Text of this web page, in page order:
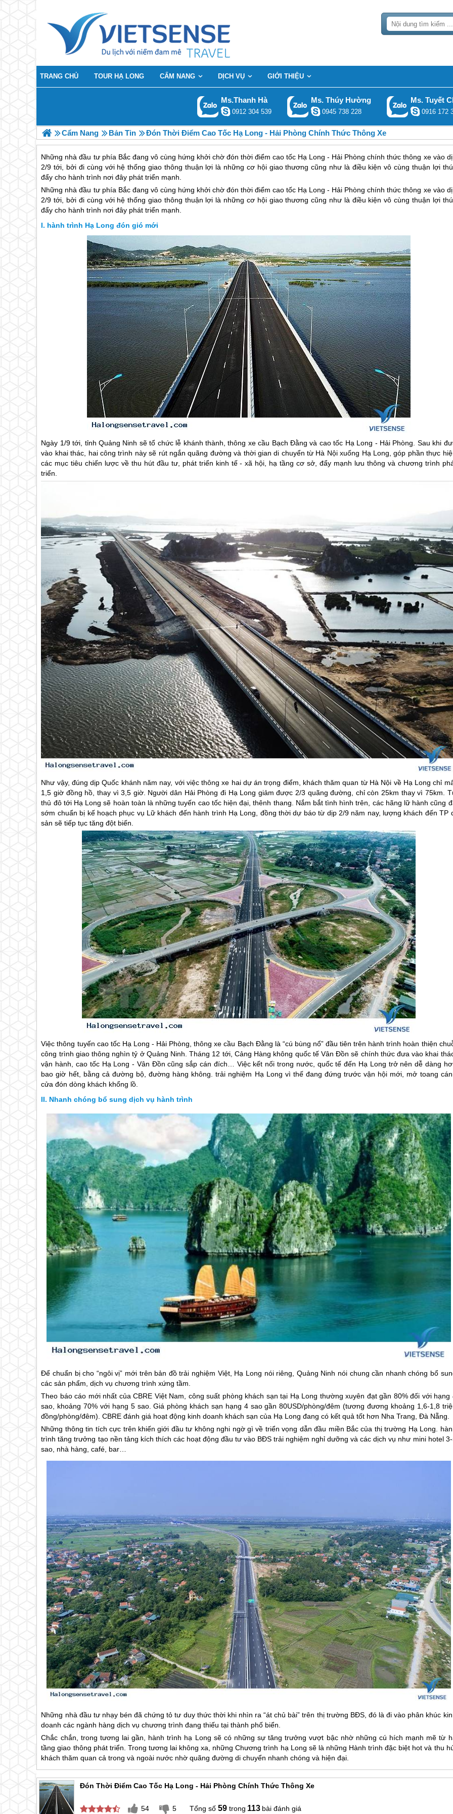
TRANG CHỦ TOUR HẠ LONG CẨM NANG DỊCH VỤ GIỚI THIỆU
Ms.Thanh Hà
0912 304 539
Ms. Thúy Hường
0945 738 228
Ms. Tuyết
0916 172
Cẩm Nang Bản Tin Đón Thời Điểm Cao Tốc Hạ Long - Hải Phòng Chính Thức Thông Xe
Những nhà đầu tư phía Bắc đang vô cùng hứng khởi chờ đón thời điểm cao tốc Hạ Long - Hải Phòng chính thức thông xe vào
2/9 tới, bởi đi cùng với hệ thống giao thông thuận lợi là những cơ hội giao thương cũng như là điều kiện vô cùng thuận lợi
đẩy cho hành trình nơi đây phát triển mạnh.
Những nhà đầu tư phía Bắc đang vô cùng hứng khởi chờ đón thời điểm cao tốc Hạ Long - Hải Phòng chính thức thông xe vào
2/9 tới, bởi đi cùng với hệ thống giao thông thuận lợi là những cơ hội giao thương cũng như là điều kiện vô cùng thuận lợi
đẩy cho hành trình nơi đây phát triển mạnh.
hành trình Hạ Long đón gió mới
Ngày 1/9 tới, tỉnh Quảng Ninh sẽ tổ chức lễ khánh thành, thông xe cầu Bạch Đằng và cao tốc Hạ Long - Hải Phòng. Sau khi
vào khai thác, hai công trình này sẽ rút ngắn quãng đường và thời gian di chuyển từ Hà Nội xuống Hạ Long, góp phần thực
các mục tiêu chiến lược về thu hút đầu tư, phát triển kinh tế - xã hội, hạ tầng cơ sở, đẩy mạnh lưu thông và chương trình
triển.
Như vậy, đúng dịp Quốc khánh năm nay, với việc thông xe hai dự án trọng điểm, khách thăm quan từ Hà Nội về Hạ Long chỉ
1,5 giờ đồng hồ, thay vì 3,5 giờ. Người dân Hải Phòng đi Hạ Long giảm được 2/3 quãng đường, chỉ còn 25km thay vì 75km.
thủ đô tới Hạ Long sẽ hoàn toàn là những tuyến cao tốc hiện đại, thênh thang. Nắm bắt tình hình trên, các hãng lữ hành cũng
sớm chuẩn bị kế hoạch phục vụ Lữ khách đến hành trình Hạ Long , đồng thời dự báo từ dịp 2/9 năm nay, lượng khách đến TP
sản sẽ tiếp tục tăng đột biến.
Việc thông tuyến cao tốc Hạ Long - Hải Phòng, thông xe cầu Bạch Đằng là “cú bùng nổ” đầu tiên trên hành trình hoàn thiện
công trình giao thông nghìn tỷ ở Quảng Ninh. Tháng 12 tới, Cảng Hàng không quốc tế Vân Đồn sẽ chính thức đưa vào khai
vận hành, cao tốc Hạ Long - Vân Đồn cũng sắp cán đích… Việc kết nối trong nước, quốc tế đến Hạ Long trở nên dễ dàng
bao giờ hết, bằng cả đường bộ, đường hàng không. trải nghiệm Hạ Long vì thế đang đứng trước vận hội mới, mở toang
cửa đón dòng khách khổng lồ.
Nhanh chóng bổ sung dịch vụ hành trình
Để chuẩn bị cho “ngôi vị” mới trên bản đồ trải nghiệm Việt, Hạ Long nói riêng, Quảng Ninh nói chung cần nhanh chóng bổ
các sản phẩm, dịch vụ chương trình xứng tầm.
Theo báo cáo mới nhất của CBRE Việt Nam, công suất phòng khách sạn tại Hạ Long thường xuyên đạt gần 80% đối với hạng
sao, khoảng 70% với hạng 5 sao. Giá phòng khách sạn hạng 4 sao gần 80USD/phòng/đêm (tương đương khoảng 1,6-1,8
đồng/phòng/đêm). CBRE đánh giá hoạt động kinh doanh khách sạn của Hạ Long đang có kết quả tốt hơn Nha Trang, Đà Nẵng.
Những thông tin tích cực trên khiến giới đầu tư không nghi ngờ gì về triển vọng dẫn đầu miền Bắc của thị trường Hạ Long.
trình tăng trưởng tạo nền tảng kích thích các hoạt động đầu tư vào BĐS trải nghiệm nghỉ dưỡng và các dịch vụ như mini hotel
sao, nhà hàng, café, bar…
Những nhà đầu tư nhạy bén đã chứng tỏ tư duy thức thời khi nhìn ra “át chủ bài” trên thị trường BĐS, đó là đi vào phân khúc
doanh các ngành hàng dịch vụ chương trình đang thiếu tại thành phố biển.
Chắc chắn, trong tương lai gần, hành trình hạ Long sẽ có những sự tăng trưởng vượt bậc nhờ những cú hích mạnh mẽ từ
tầng giao thông phát triển. Trong tương lai không xa, những Chương trình hạ Long sẽ là những Hành trình đặc biệt hot và thu
khách thăm quan cả trong và ngoài nước nhờ quãng đường di chuyển nhanh chóng và hiện đại.
Đón Thời Điểm Cao Tốc Hạ Long - Hải Phòng Chính Thức Thông Xe
54 5 59 113 bài đánh giá